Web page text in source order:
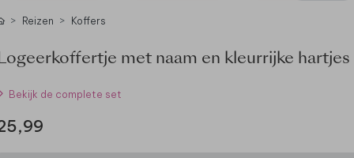
Reizen Koffers
met naam en kleurrijke hartjes
Bekijk de complete set